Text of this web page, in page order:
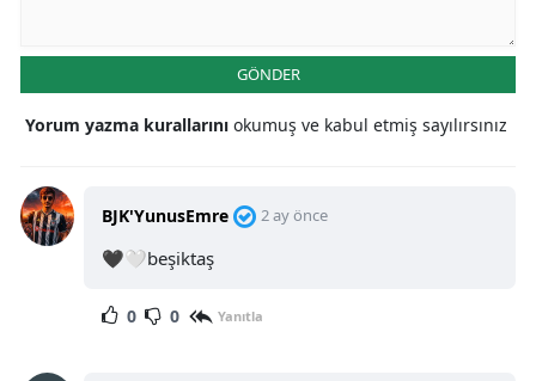
GÖNDER
Yorum yazma kurallarını okumuş ve kabul etmiş sayılırsınız
BJK'YunusEmre 2 ay önce
🖤🤍beşiktaş
0 0 Yanıtla